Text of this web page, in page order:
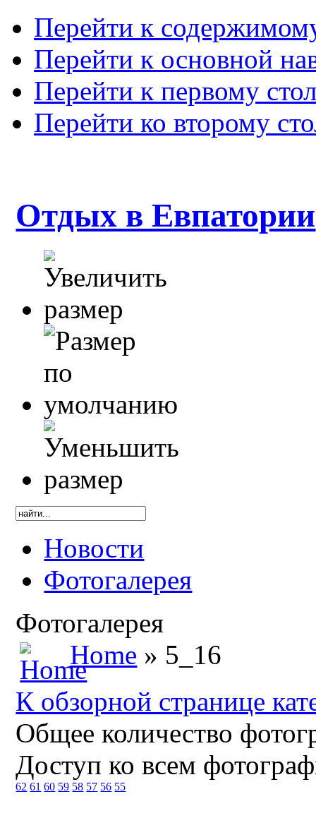
Перейти к
Перейти к основной
Перейти к первому
Перейти ко второму
Отдых в Евпатории
Новости
Фотогалерея
Фотогалерея
Home » 5_16
К обзорной странице
Общее количество
Доступ ко всем
62 61 60 59 58 57 56 55